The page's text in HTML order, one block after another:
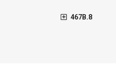
467B.8